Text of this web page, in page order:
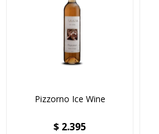
Pizzorno Ice Wine
$ 2.395